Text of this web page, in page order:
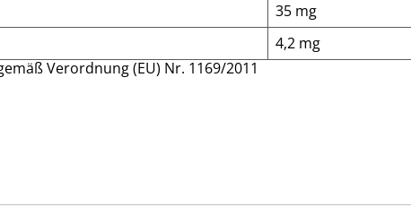
35 mg
4,2 mg
Verordnung (EU) Nr. 1169/2011